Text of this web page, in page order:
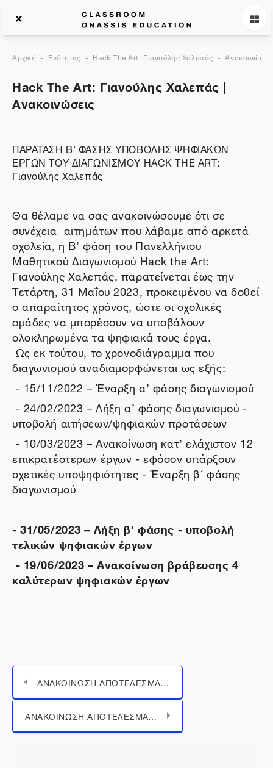
Αρχική Ενότητες Hack The Art: Γιανούλης Χαλεπάς
Hack The Art: Γιανούλης Χαλεπάς |
Ανακοινώσεις
ΠΑΡΑΤΑΣΗ B’ ΦΑΣΗΣ ΥΠΟΒΟΛΗΣ ΨΗΦΙΑΚΩΝ
ΕΡΓΩΝ ΤΟΥ ΔΙΑΓΩΝΙΣΜΟΥ HACK THE ART:
Γιανούλης Χαλεπάς
Θα θέλαμε να σας ανακοινώσουμε ότι σε
συνέχεια αιτημάτων που λάβαμε από αρκετά
σχολεία, η Β’ φάση του Πανελλήνιου
Μαθητικού Διαγωνισμού Hack the Art:
Γιανούλης Χαλεπάς, παρατείνεται έως την
Τετάρτη, 31 Μαΐου 2023, προκειμένου να δοθεί
ο απαραίτητος χρόνος, ώστε οι σχολικές
ομάδες να μπορέσουν να υποβάλουν
ολοκληρωμένα τα ψηφιακά τους έργα.
Ως εκ τούτου, το χρονοδιάγραμμα που
διαγωνισμού αναδιαμορφώνεται ως εξής:
- 15/11/2022 – Έναρξη α’ φάσης διαγωνισμού
- 24/02/2023 – Λήξη α’ φάσης διαγωνισμού -
υποβολή αιτήσεων/ψηφιακών προτάσεων
- 10/03/2023 – Ανακοίνωση κατ’ ελάχιστον 12
επικρατέστερων έργων - εφόσον υπάρξουν
σχετικές υποψηφιότητες - Έναρξη β ́ φάσης
διαγωνισμού
- 31/05/2023 – Λήξη β’ φάσης - υποβολή
τελικών ψηφιακών έργων
- 19/06/2023 – Ανακοίνωση βράβευσης 4
καλύτερων ψηφιακών έργων
ΑΝΑΚΟΙΝΩΣΗ ΑΠΟΤΕΛΕΣΜΑΤΩΝ Β’ ΦΑΣΗΣ ΤΟΥ ΠΑΝΕΛΛΗΝΙΟΥ ΜΑΘΗΤΙΚΟΥ ΔΙΑΓΩΝΙΣΜΟΥ HACK THE ART: ΓΙΑΝΟΥΛΗΣ ΧΑΛΕΠΑΣ
Μεταπήδηση σε...
ΑΝΑΚΟΙΝΩΣΗ ΑΠΟΤΕΛΕΣΜΑΤΩΝ Α΄ΦΑΣΗΣ ΤΟΥ ΠΑΝΕΛΛΗΝΙΟΥ ΜΑΘΗΤΙΚΟΥ ΔΙΑΓΩΝΙΣΜΟΥ HACK THE ART: Γιανούλης Χαλεπάς